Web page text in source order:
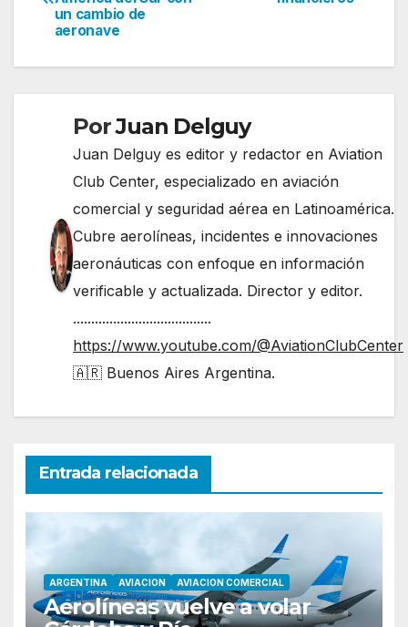
de
un cambio de
aeronave
PorJuan Delguy
Juan Delguy es editor y redactor en Aviation
Club Center, especializado en aviación
comercial y seguridad aérea en Latinoamérica.
Cubre aerolíneas, incidentes e innovaciones
aeronáuticas con enfoque en información
verificable y actualizada. Director y editor.
......................................
https://www.youtube.com/@AviationClubCenter
🇦🇷 Buenos Aires Argentina.
Entrada relacionada
ARGENTINA AVIACION AVIACION COMERCIAL
Aerolíneas vuelve a volar